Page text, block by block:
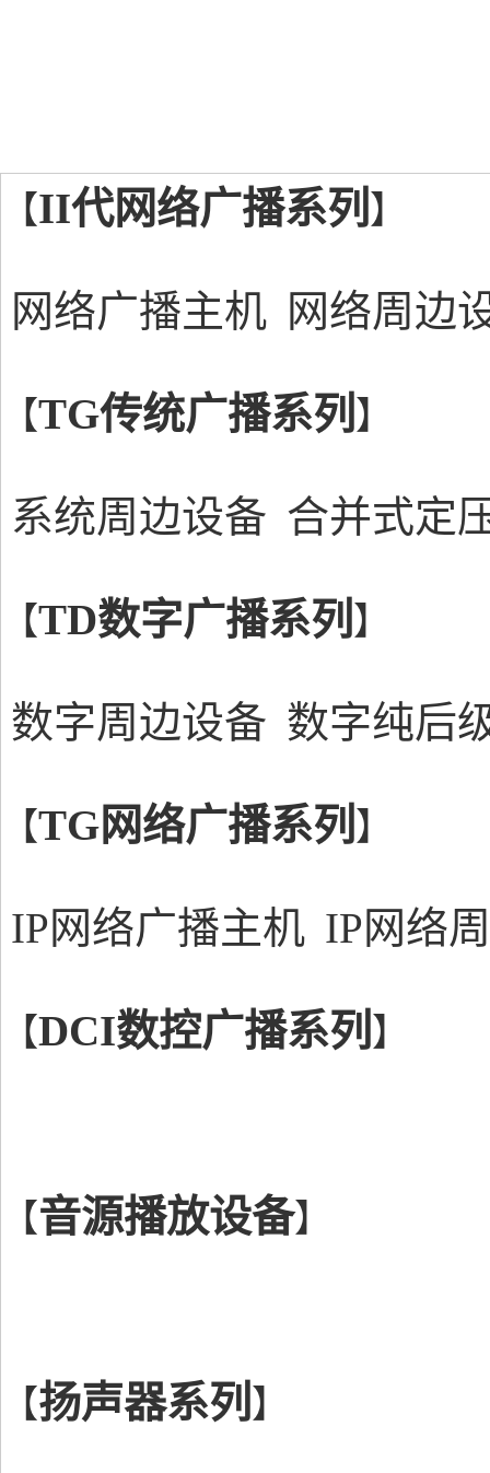
【II代网络广播系列 】
网络广播主机 网络周边
【TG传统广播系列 】
系统周边设备 合并式定
【TD数字广播系列 】
数字周边设备 数字纯后
【TG网络广播系列 】
IP网络广播主机 IP网络
【DCI数控广播系列 】
【音源播放设备】
【扬声器系列 】